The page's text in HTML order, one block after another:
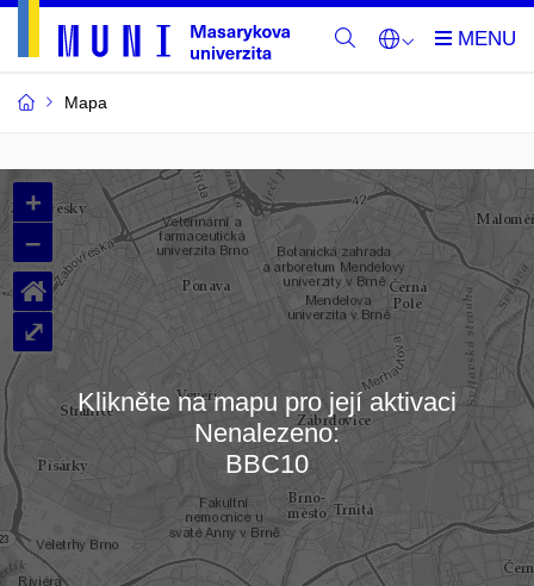
Mapa
Budovy
a
místnosti
MU
Načítám mapu…
+
–
⌂
⤢
Klikněte na mapu pro její aktivaci
Nenalezeno:
BBC10